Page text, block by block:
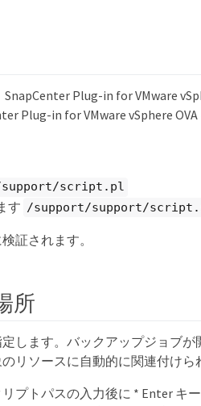
Plug-in for VMware
Plug-in for VMware vSphere
script.pl
す /support/support/
証されます。
所
します。バックアップジョブが
リソースに自動的に関連付けら
プトパスの入力後に * Enter キ